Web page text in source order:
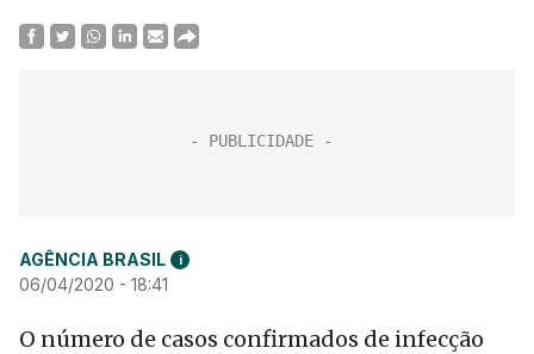
AGÊNCIA BRASIL i
06/04/2020 - 18:41
O número de casos confirmados de infecção